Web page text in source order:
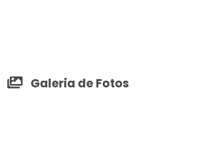
Galeria de Fotos